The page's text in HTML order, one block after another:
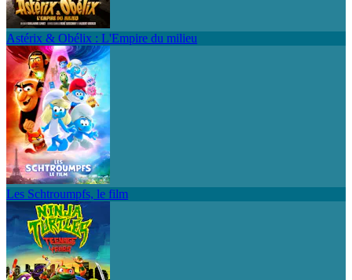
Astérix & Obélix : L'Empire du milieu
Les Schtroumpfs, le film